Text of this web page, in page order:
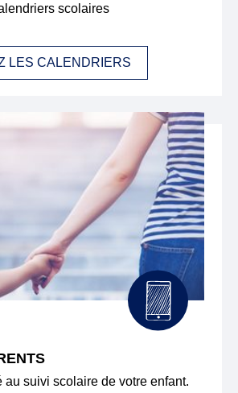
scolaires
LES CALENDRIERS
au suivi scolaire de votre enfant.